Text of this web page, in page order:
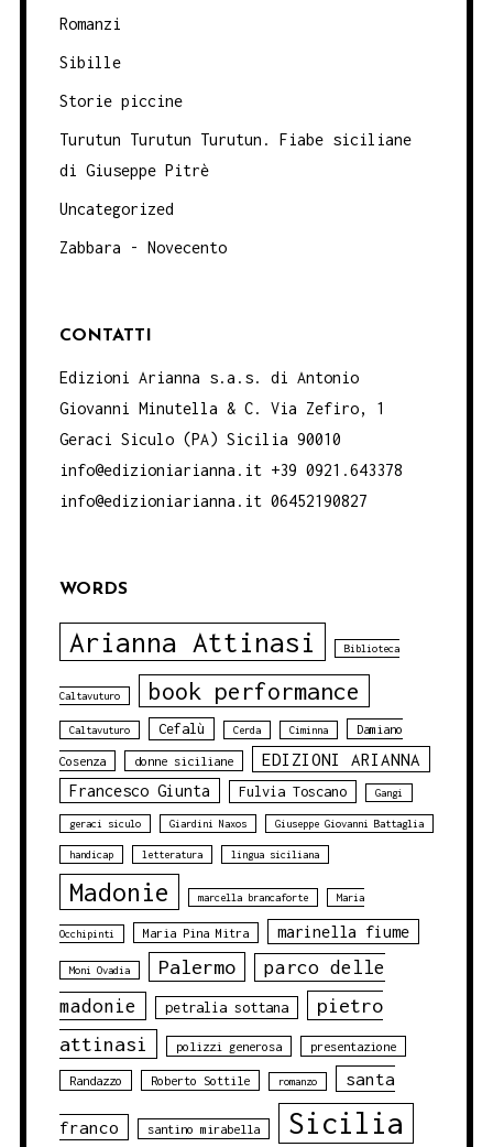
Romanzi
Sibille
Storie piccine
Turutun Turutun Turutun. Fiabe siciliane
di Giuseppe Pitrè
Uncategorized
Zabbara - Novecento
CONTATTI
Edizioni Arianna s.a.s. di Antonio
Giovanni Minutella & C. Via Zefiro, 1
Geraci Siculo (PA) Sicilia 90010
info@edizioniarianna.it +39 0921.643378
info@edizioniarianna.it 06452190827
WORDS
Arianna Attinasi Biblioteca
Caltavuturo book performance
Caltavuturo Cefalù Cerda Ciminna Damiano
Cosenza donne siciliane EDIZIONI ARIANNA
Francesco Giunta Fulvia Toscano Gangi
geraci siculo Giardini Naxos Giuseppe Giovanni Battaglia
handicap letteratura lingua siciliana
Madonie marcella brancaforte Maria
Occhipinti Maria Pina Mitra marinella fiume
Moni Ovadia Palermo
parco delle
madonie
petralia sottana
pietro
attinasi
polizzi generosa presentazione
Randazzo Roberto Sottile romanzo santa
franco santino mirabella Sicilia